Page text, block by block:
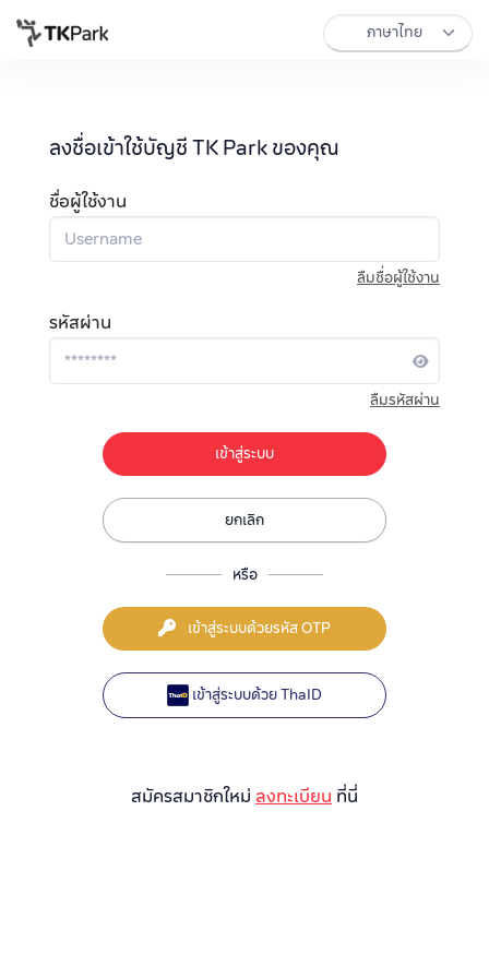
ลงชื่อเข้าใช้บัญชี TK Park ของคุณ
ชื่อผู้ใช้งาน
ลืมชื่อผู้ใช้งาน
รหัสผ่าน
ลืมรหัสผ่าน
เข้าสู่ระบบ
ยกเลิก
หรือ
เข้าสู่ระบบด้วยรหัส OTP
เข้าสู่ระบบด้วย ThaID
สมัครสมาชิกใหม่ ลงทะเบียน ที่นี่